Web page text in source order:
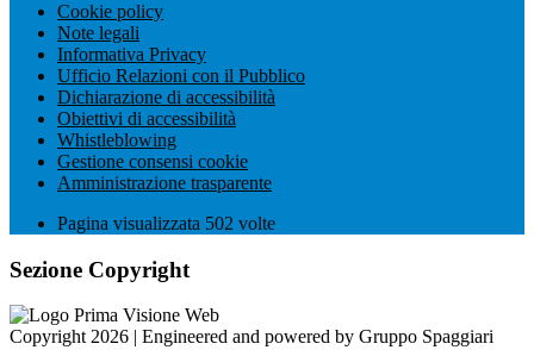
Cookie policy
Note legali
Informativa Privacy
Ufficio Relazioni con il Pubblico
Dichiarazione di accessibilità
Obiettivi di accessibilità
Whistleblowing
Gestione consensi cookie
Amministrazione trasparente
Pagina visualizzata 502 volte
Sezione Copyright
Copyright 2026 | Engineered and powered by Gruppo Spaggiari